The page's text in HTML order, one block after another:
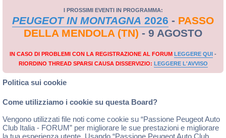
I PROSSIMI EVENTI IN PROGRAMMA:
PEUGEOT IN MONTAGNA 2026 - PASSO
DELLA MENDOLA (TN) - 9 AGOSTO
IN CASO DI PROBLEMI CON LA REGISTRAZIONE AL FORUM LEGGERE QUI -
RIORDINO THREAD SPARSI CAUSA DISSERVIZIO: LEGGERE L'AVVISO
Politica sui cookie
Come utilizziamo i cookie su questa Board?
Vengono utilizzati file noti come cookie su “Passione Peugeot Auto
Club Italia - FORUM” per migliorare le sue prestazioni e migliorare
la tua esperienza utente. Usando “Passione Peugeot Auto Club